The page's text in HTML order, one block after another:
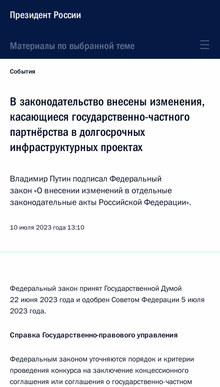
Президент России
Материалы по выбранной теме
События
В законодательство внесены изменения,
касающиеся государственно-частного
партнёрства в долгосрочных
инфраструктурных проектах
Владимир Путин подписал Федеральный
закон «О внесении изменений в отдельные
законодательные акты Российской Федерации».
10 июля 2023 года 13:10
Федеральный закон принят Государственной Думой
22 июня 2023 года и одобрен Советом Федерации 5 июля
2023 года.
Справка Государственно-правового управления
Федеральным законом уточняются порядок и критерии
проведения конкурса на заключение концессионного
соглашения или соглашения о государственно-частном